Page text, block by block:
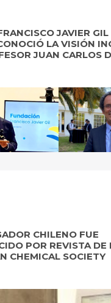
JAVIER
LA VISIÓN
JUAN CARLOS
CHILENO FUE
POR REVISTA DE
CHEMICAL SOCIETY